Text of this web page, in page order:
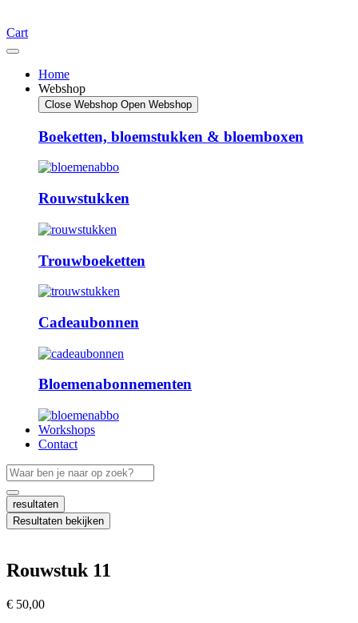
Cart
Home
Webshop
Close Webshop Open Webshop
Boeketten, bloemstukken & bloemboxen
Rouwstukken
Trouwboeketten
Cadeaubonnen
Bloemenabonnementen
Workshops
Contact
Search
...
resultaten
Resultaten bekijken
Rouwstuk 11
€ 50,00